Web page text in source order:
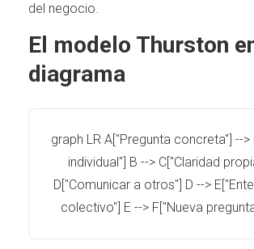
del negocio.
El modelo Thurston
diagrama
graph LR A["Pregunta concreta"] -->
individual"] B --> C["Claridad
D["Comunicar a otros"] D -->
colectivo"] E --> F["Nueva